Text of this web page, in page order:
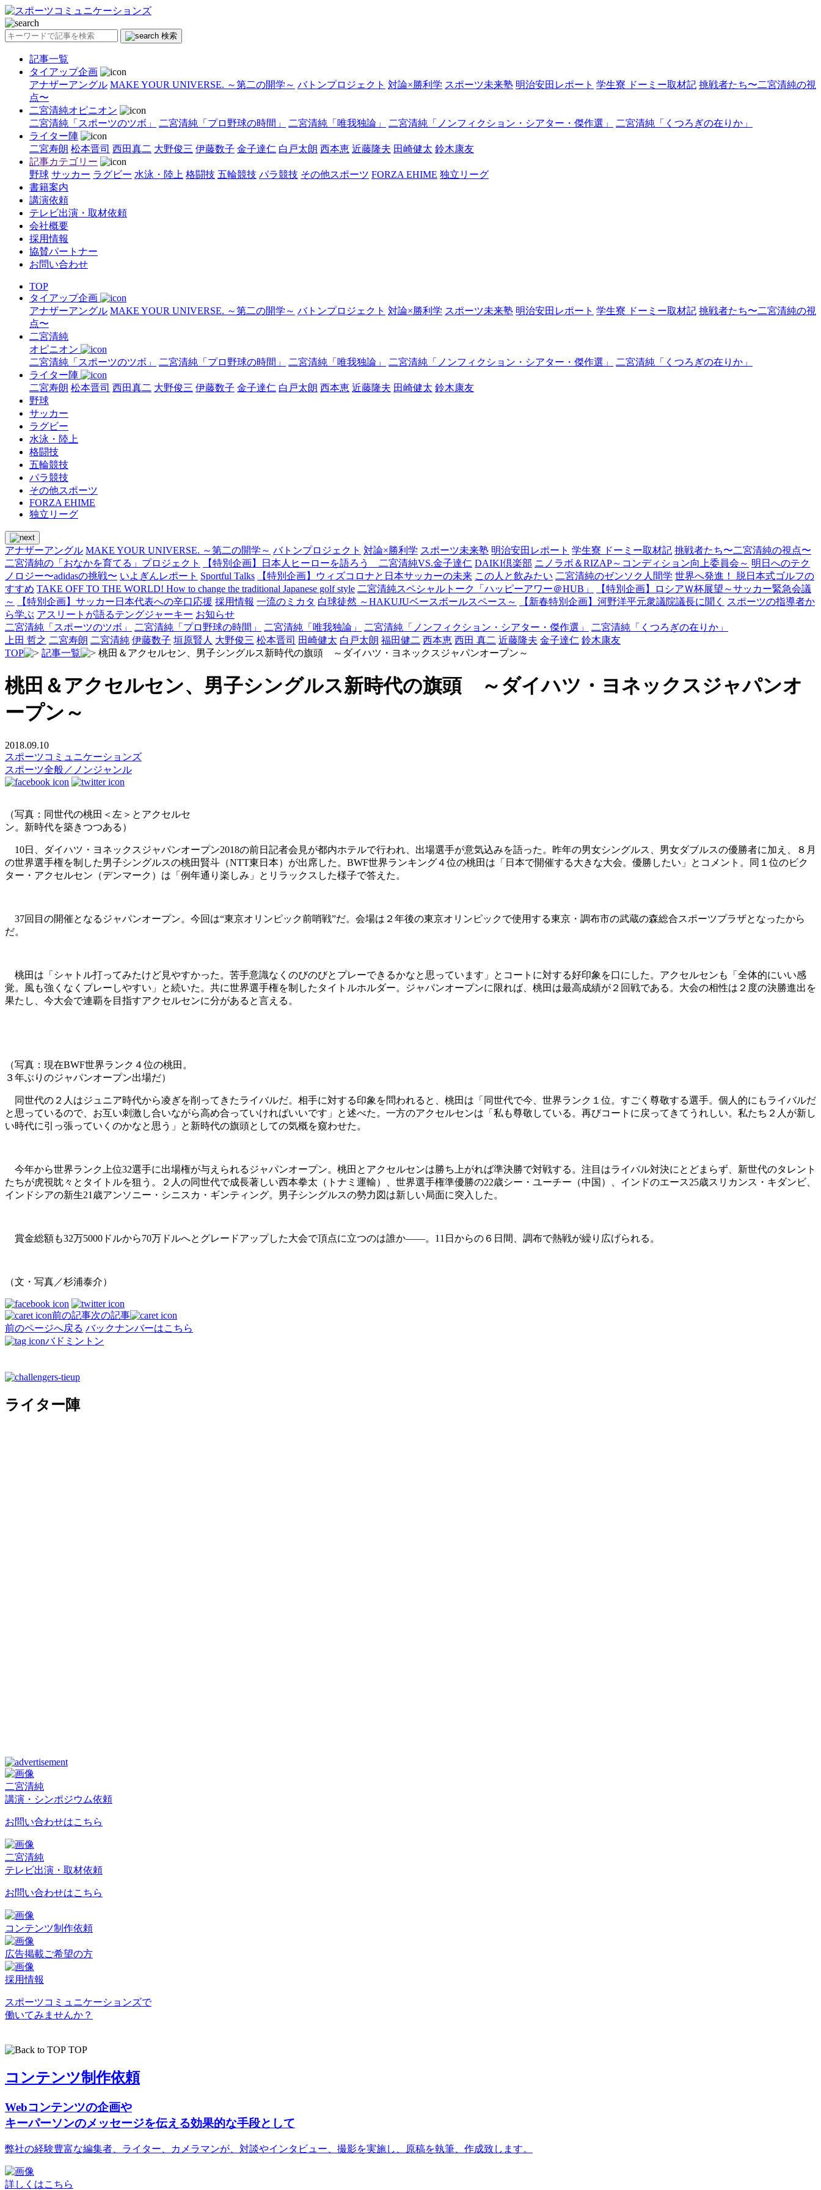
検索
記事一覧
タイアップ企画
アナザーアングル MAKE YOUR UNIVERSE. ～第二の開学～ バトンプロジェクト 対論×勝利学 スポーツ未来塾 明治安田レポート 学生寮 ドーミー取材記 挑戦者たち〜二宮清純の視
点〜
二宮清純オピニオン
二宮清純「スポーツのツボ」
二宮清純「プロ野球の時間」 二宮清純「唯我独論」 二宮清純「ノンフィクション・シアター・傑作選」
二宮清純「くつろぎの在りか」
ライター陣
二宮寿朗 松本晋司 西田真二 大野俊三 伊藤数子 金子達仁 白戸太朗 西本恵 近藤隆夫 田崎健太 鈴木康友
記事カテゴリー
野球 サッカー ラグビー 水泳・陸上 格闘技 五輪競技 パラ競技 その他スポーツ FORZA EHIME 独立リーグ
書籍案内
講演依頼
テレビ出演・取材依頼
会社概要
採用情報
協賛パートナー
お問い合わせ
TOP
タイアップ企画
アナザーアングル MAKE YOUR UNIVERSE. ～第二の開学～ バトンプロジェクト 対論×勝利学 スポーツ未来塾 明治安田レポート 学生寮 ドーミー取材記 挑戦者たち〜二宮清純の視
点〜
二宮清純
オピニオン
二宮清純「スポーツのツボ」
二宮清純「プロ野球の時間」 二宮清純「唯我独論」 二宮清純「ノンフィクション・シアター・傑作選」
二宮清純「くつろぎの在りか」
ライター陣
二宮寿朗 松本晋司 西田真二 大野俊三 伊藤数子 金子達仁 白戸太朗 西本恵 近藤隆夫 田崎健太 鈴木康友
野球
サッカー
ラグビー
水泳・陸上
格闘技
五輪競技
パラ競技
その他スポーツ
FORZA EHIME
独立リーグ
アナザーアングル MAKE YOUR UNIVERSE. ～第二の開学～ バトンプロジェクト 対論×勝利学 スポーツ未来塾 明治安田レポート 学生寮 ドーミー取材記 挑戦者たち〜二宮清純の視点〜
二宮清純の「おなかを育てる」プロジェクト
【特別企画】日本人ヒーローを語ろう 二宮清純VS.金子達仁 DAIKI倶楽部 ニノラボ＆RIZAP～コンディション向上委員会～ 明日へのテク
ノロジー〜adidasの挑戦〜 いよぎんレポート Sportful Talks 【特別企画】ウィズコロナと日本サッカーの未来 この人と飲みたい 二宮清純のゼンソク人間学 世界へ発進！ 脱日本式ゴルフの
すすめ TAKE OFF TO THE WORLD! How to change the traditional Japanese golf style 二宮清純スペシャルトーク「ハッピーアワー＠HUB」
【特別企画】ロシアＷ杯展望～サッカー緊急会議
～
【特別企画】サッカー日本代表への辛口応援 採用情報 一流のミカタ 白球徒然 ～HAKUJUベースボールスペース～ 【新春特別企画】河野洋平元衆議院議長に聞く
スポーツの指導者か
ら学ぶ アスリートが語るテングジャーキー お知らせ
二宮清純「スポーツのツボ」
二宮清純「プロ野球の時間」 二宮清純「唯我独論」 二宮清純「ノンフィクション・シアター・傑作選」
二宮清純「くつろぎの在りか」
上田 哲之 二宮寿朗 二宮清純 伊藤数子 垣原賢人 大野俊三 松本晋司 田崎健太 白戸太朗 福田健二 西本恵 西田 真二 近藤隆夫 金子達仁 鈴木康友
TOP
記事一覧 桃田＆アクセルセン、男子シングルス新時代の旗頭 ～ダイハツ・ヨネックスジャパンオープン～
桃田＆アクセルセン、男子シングルス新時代の旗頭 ～ダイハツ・ヨネックスジャパンオ
ープン～
2018.09.10
スポーツコミュニケーションズ
スポーツ全般／ノンジャンル
（写真：同世代の桃田＜左＞とアクセルセ
ン。新時代を築きつつある）
10日、ダイハツ・ヨネックスジャパンオープン2018の前日記者会見が都内ホテルで行われ、出場選手が意気込みを語った。昨年の男女シングルス、男女ダブルスの優勝者に加え、８月
の世界選手権を制した男子シングルスの桃田賢斗（NTT東日本）が出席した。BWF世界ランキング４位の桃田は「日本で開催する大きな大会。優勝したい」とコメント。同１位のビク
ター・アクセルセン（デンマーク）は「例年通り楽しみ」とリラックスした様子で答えた。
37回目の開催となるジャパンオープン。今回は“東京オリンピック前哨戦”だ。会場は２年後の東京オリンピックで使用する東京・調布市の武蔵の森総合スポーツプラザとなったから
だ。
桃田は「シャトル打ってみたけど見やすかった。苦手意識なくのびのびとプレーできるかなと思っています」とコートに対する好印象を口にした。アクセルセンも「全体的にいい感
覚。風も強くなくプレーしやすい」と続いた。共に世界選手権を制したタイトルホルダー。ジャパンオープンに限れば、桃田は最高成績が２回戦である。大会の相性は２度の決勝進出を
果たし、今大会で連覇を目指すアクセルセンに分があると言える。
（写真：現在BWF世界ランク４位の桃田。
３年ぶりのジャパンオープン出場だ）
同世代の２人はジュニア時代から凌ぎを削ってきたライバルだ。相手に対する印象を問われると、桃田は「同世代で今、世界ランク１位。すごく尊敬する選手。個人的にもライバルだ
と思っているので、お互い刺激し合いながら高め合っていければいいです」と述べた。一方のアクセルセンは「私も尊敬している。再びコートに戻ってきてうれしい。私たち２人が新し
い時代に引っ張っていくのかなと思う」と新時代の旗頭としての気概を窺わせた。
今年から世界ランク上位32選手に出場権が与えられるジャパンオープン。桃田とアクセルセンは勝ち上がれば準決勝で対戦する。注目はライバル対決にとどまらず、新世代のタレント
たちが虎視眈々とタイトルを狙う。２人の同世代で成長著しい西本拳太（トナミ運輸）、世界選手権準優勝の22歳シー・ユーチー（中国）、インドのエース25歳スリカンス・キダンビ、
インドシアの新生21歳アンソニー・シニスカ・ギンティング。男子シングルスの勢力図は新しい局面に突入した。
賞金総額も32万5000ドルから70万ドルへとグレードアップした大会で頂点に立つのは誰か――。11日からの６日間、調布で熱戦が繰り広げられる。
（文・写真／杉浦泰介）
前の記事次の記事
前のページへ戻る バックナンバーはこちら
バドミントン
ライター陣
二宮清純
講演・シンポジウム依頼
お問い合わせはこちら
二宮清純
テレビ出演・取材依頼
お問い合わせはこちら
コンテンツ制作依頼
広告掲載ご希望の方
採用情報
スポーツコミュニケーションズで
働いてみませんか？
TOP
コンテンツ制作依頼
Webコンテンツの企画や
キーパーソンのメッセージを伝える効果的な手段として
弊社の経験豊富な編集者、ライター、カメラマンが、対談やインタビュー、撮影を実施し、原稿を執筆、作成致します。
詳しくはこちら